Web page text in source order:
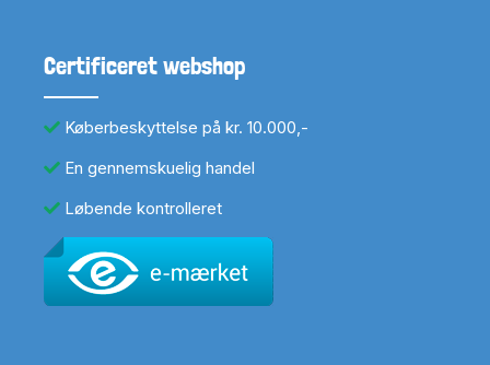
Certificeret webshop
Køberbeskyttelse på kr. 10.000,-
En gennemskuelig handel
Løbende kontrolleret